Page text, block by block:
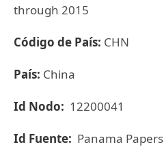
through 2015
Código de País: CHN
País: China
Id Nodo: 12200041
Id Fuente: Panama Papers